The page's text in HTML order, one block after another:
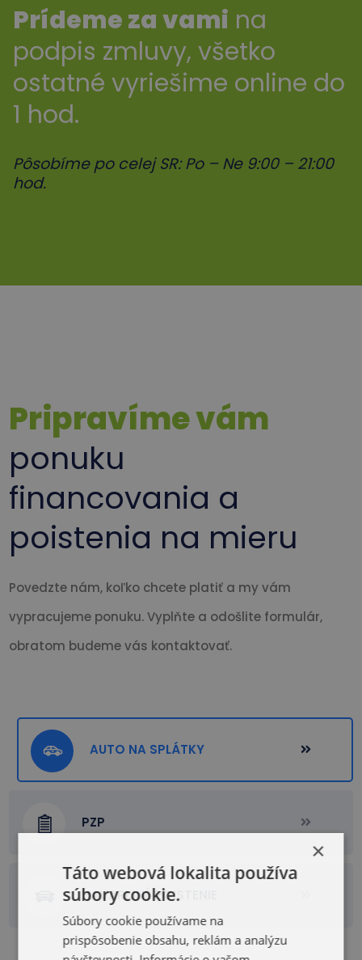
Prídeme za vami na
podpis zmluvy, všetko
ostatné vyriešime online do
1 hod.
Pôsobíme po celej SR: Po – Ne 9:00 – 21:00
hod.
Pripravíme vám
ponuku
financovania a
poistenia na mieru
Povedzte nám, koľko chcete platiť a my vám
vypracujeme ponuku. Vyplňte a odošlite formulár,
obratom budeme vás kontaktovať.
AUTO NA SPLÁTKY
PZP
HAVARIJNÉ POISTENIE
×
Táto webová lokalita používa
súbory cookie.
Súbory cookie používame na
prispôsobenie obsahu, reklám a analýzu